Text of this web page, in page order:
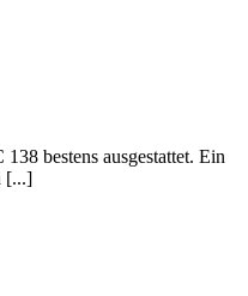
bestens ausgestattet. Ein
[...]